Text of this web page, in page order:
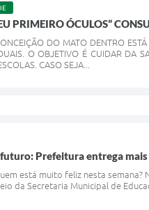
PRIMEIRO ÓCULOS”
DO MATO DENTRO
O OBJETIVO É CUIDAR DA
CASO SEJA...
Prefeitura entrega
está muito feliz nesta
da Secretaria Municipal de